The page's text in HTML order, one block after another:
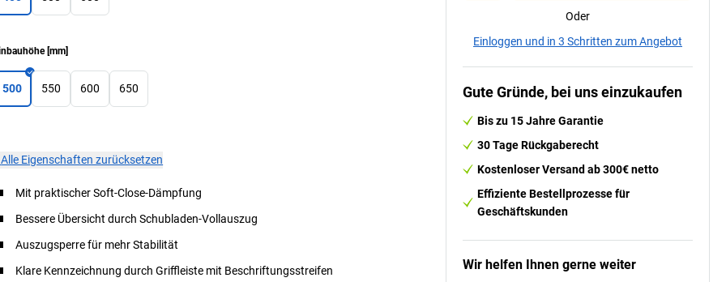
[mm]
500 550 600 650
Alle Eigenschaften zurücksetzen
Mit praktischer Soft-Close-Dämpfung
Bessere Übersicht durch Schubladen-Vollauszug
Auszugsperre für mehr Stabilität
Klare Kennzeichnung durch Griffleiste mit Beschriftungsstreifen
Oder
Einloggen und in 3 Schritten zum Angebot
Gute Gründe, bei uns einzukaufen
Bis zu 15 Jahre Garantie
30 Tage Rückgaberecht
Kostenloser Versand ab 300€ netto
Effiziente Bestellprozesse für
Geschäftskunden
Wir helfen Ihnen gerne weiter